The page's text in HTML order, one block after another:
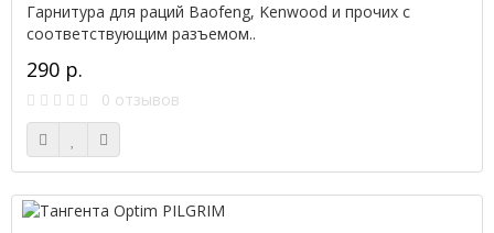
Гарнитура для раций Baofeng, Kenwood и прочих с
соответствующим разъемом..
290 р.
0 отзывов